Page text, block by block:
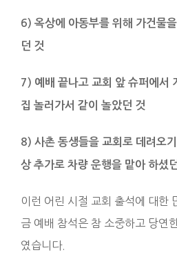
6) 옥상에 아동부를 위해 가건물
던 것
7) 예배 끝나고 교회 앞 슈퍼에서
집 놀러가서 같이 놀았던 것
8) 사촌 동생들을 교회로 데려오
상 추가로 차량 운행을 맡아 하셨
이런 어린 시절 교회 출석에 대한
금 예배 참석은 참 소중하고 당연
였습니다.